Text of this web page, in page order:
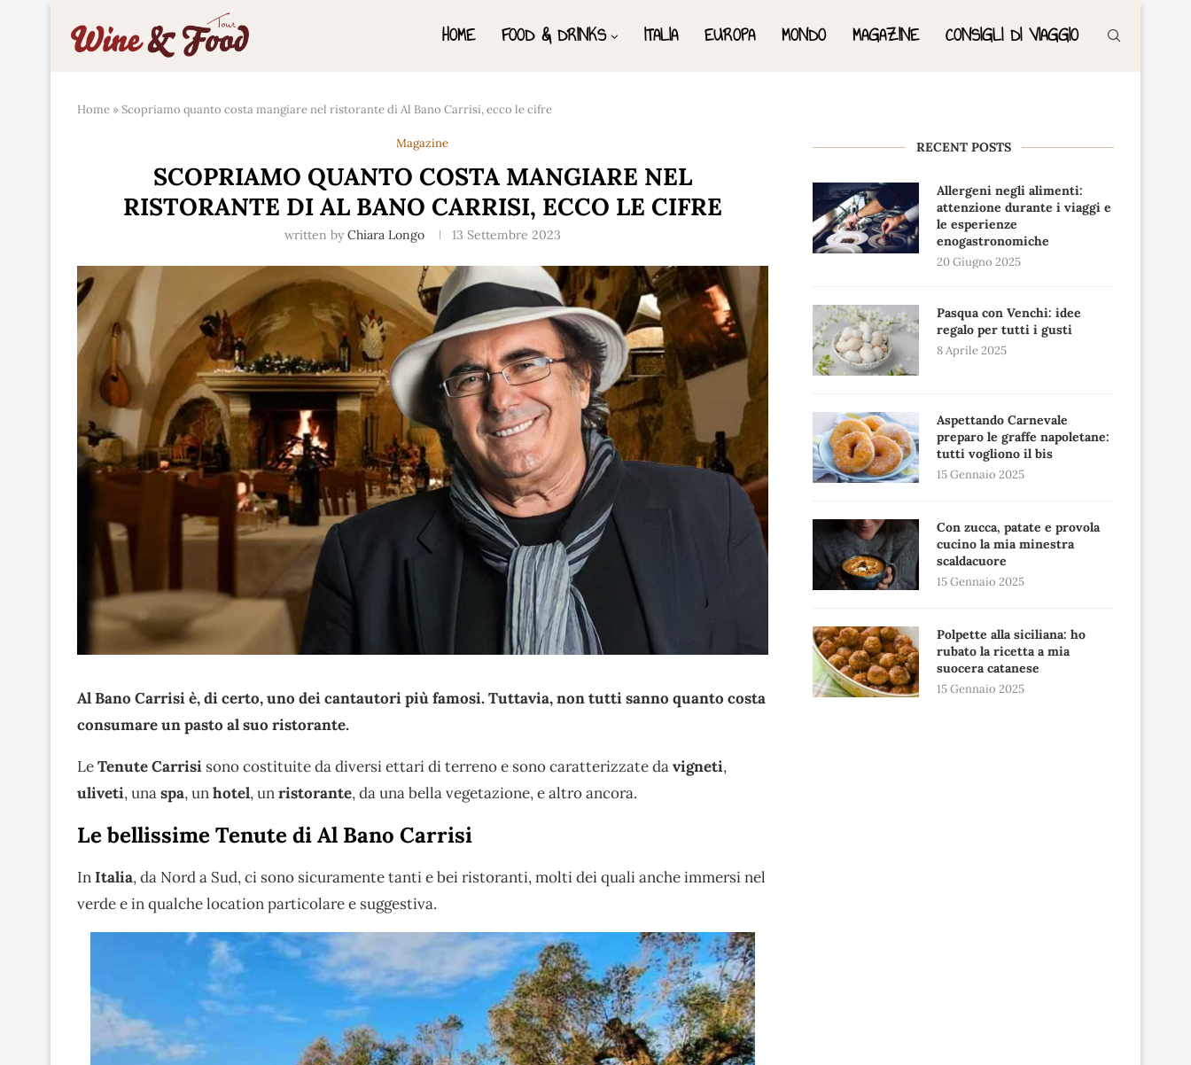
HOME FOOD & DRINKS ITALIA EUROPA MONDO MAGAZINE CONSIGLI DI VIAGGIO
Home »Scopriamo quanto costa mangiare nel ristorante di Al Bano Carrisi, ecco le cifre
Magazine
SCOPRIAMO QUANTO COSTA MANGIARE NEL
RISTORANTE DI AL BANO CARRISI, ECCO LE CIFRE
written by Chiara Longo 13 Settembre 2023
Al Bano Carrisi è, di certo, uno dei cantautori più famosi. Tuttavia, non tutti sanno quanto costa
consumare un pasto al suo ristorante.
LeTenute Carrisi sono costituite da diversi ettari di terreno e sono caratterizzatedavigneti,
uliveti, unaspa, unhotel, unristorante, da una bella vegetazione, e altro ancora.
Le bellissime Tenute di Al Bano Carrisi
InItalia, da Nord a Sud, ci sono sicuramente tanti e bei ristoranti, molti dei quali anche immersi nel
verde e in qualche location particolare e suggestiva.
RECENT POSTS
Allergeni negli alimenti:
attenzione durante i viaggi e
le esperienze
enogastronomiche
20 Giugno 2025
Pasqua con Venchi: idee
regalo per tutti i gusti
8 Aprile 2025
Aspettando Carnevale
preparo le graffe napoletane:
tutti vogliono il bis
15 Gennaio 2025
Con zucca, patate e provola
cucino la mia minestra
scaldacuore
15 Gennaio 2025
Polpette alla siciliana: ho
rubato la ricetta a mia
suocera catanese
15 Gennaio 2025